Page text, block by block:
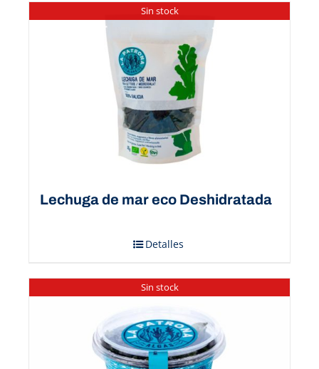
Sin stock
Lechuga de mar eco Deshidratada
Detalles
Sin stock